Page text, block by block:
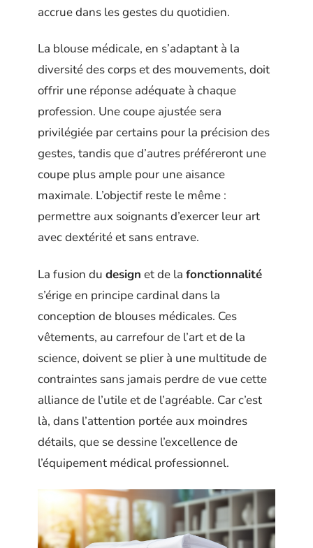
accrue dans les gestes du quotidien.
La blouse médicale, en s’adaptant à la
diversité des corps et des mouvements, doit
offrir une réponse adéquate à chaque
profession. Une coupe ajustée sera
privilégiée par certains pour la précision des
gestes, tandis que d’autres préféreront une
coupe plus ample pour une aisance
maximale. L’objectif reste le même :
permettre aux soignants d’exercer leur art
avec dextérité et sans entrave.
La fusion du design et de la fonctionnalité
s’érige en principe cardinal dans la
conception de blouses médicales. Ces
vêtements, au carrefour de l’art et de la
science, doivent se plier à une multitude de
contraintes sans jamais perdre de vue cette
alliance de l’utile et de l’agréable. Car c’est
là, dans l’attention portée aux moindres
détails, que se dessine l’excellence de
l’équipement médical professionnel.